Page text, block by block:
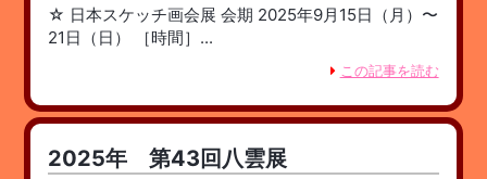
☆ 日本スケッチ画会展 会期 2025年9月15日（月）〜
21日（日） ［時間］...
この記事を読む
2025年 第43回八雲展